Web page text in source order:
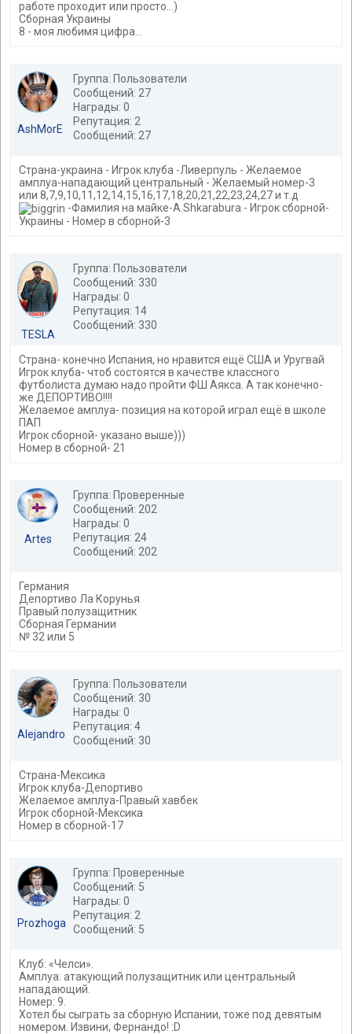
работе проходит или просто...)
Сборная Украины
8 - моя любимя цифра...
AshMorE
Группа: Пользователи
Сообщений: 27
Награды: 0
Репутация: 2
Сообщений: 27
Страна-украина - Игрок клуба -Ливерпуль - Желаемое
амплуа-нападающий центральный - Желаемый номер-3
или 8,7,9,10,11,12,14,15,16,17,18,20,21,22,23,24,27 и т.д
-Фамилия на майке-A.Shkarabura - Игрок сборной-
Украины - Номер в сборной-3
TESLA
Группа: Пользователи
Сообщений: 330
Награды: 0
Репутация: 14
Сообщений: 330
Страна- конечно Испания, но нравится ещё США и Уругвай
Игрок клуба- чтоб состоятся в качестве классного
футболиста думаю надо пройти ФШ Аякса. А так конечно-
же ДЕПОРТИВО!!!!
Желаемое амплуа- позиция на которой играл ещё в школе
ПАП
Игрок сборной- указано выше)))
Номер в сборной- 21
Artes
Группа: Проверенные
Сообщений: 202
Награды: 0
Репутация: 24
Сообщений: 202
Германия
Депортиво Ла Корунья
Правый полузащитник
Сборная Германии
№ 32 или 5
Alejandro
Группа: Пользователи
Сообщений: 30
Награды: 0
Репутация: 4
Сообщений: 30
Страна-Мексика
Игрок клуба-Депортиво
Желаемое амплуа-Правый хавбек
Игрок сборной-Мексика
Номер в сборной-17
Prozhoga
Группа: Проверенные
Сообщений: 5
Награды: 0
Репутация: 2
Сообщений: 5
Клуб: «Челси».
Амплуа: атакующий полузащитник или центральный
нападающий.
Номер: 9.
Хотел бы сыграть за сборную Испании, тоже под девятым
номером. Извини, Фернандо! :D